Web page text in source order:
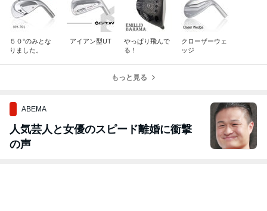
５０°のみとな
りました。
アイアン型UT
やっぱり飛んで
る！
クローザーウェ
ッジ
もっと見る
ABEMA
人気芸人と女優のスピード離婚に衝撃
の声